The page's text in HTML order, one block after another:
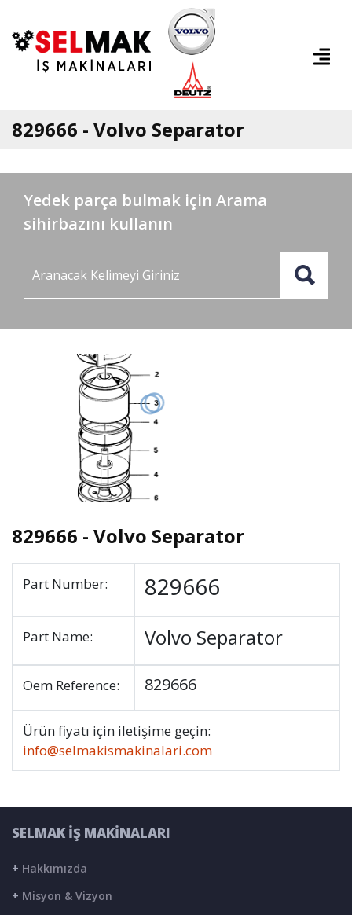
829666 - Volvo Separator
Yedek parça bulmak için Arama
sihirbazını kullanın
829666 - Volvo Separator
Part Number: 829666
Part Name: Volvo Separator
Oem Reference: 829666
Ürün fiyatı için iletişime geçin:
info@selmakismakinalari.com
SELMAK İŞ MAKİNALARI
+ Hakkımızda
+ Misyon & Vizyon